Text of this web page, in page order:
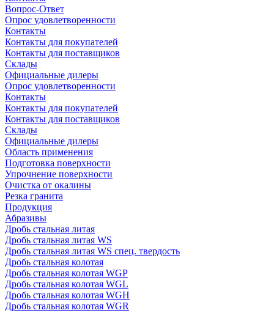
Вопрос-Ответ
Опрос удовлетворенности
Контакты
Контакты для покупателей
Контакты для поставщиков
Склады
Официальные дилеры
Опрос удовлетворенности
Контакты
Контакты для покупателей
Контакты для поставщиков
Склады
Официальные дилеры
Область применения
Подготовка поверхности
Упрочнение поверхности
Очистка от окалины
Резка гранита
Продукция
Абразивы
Дробь стальная литая
Дробь стальная литая WS
Дробь стальная литая WS спец. твердость
Дробь стальная колотая
Дробь стальная колотая WGP
Дробь стальная колотая WGL
Дробь стальная колотая WGH
Дробь стальная колотая WGR